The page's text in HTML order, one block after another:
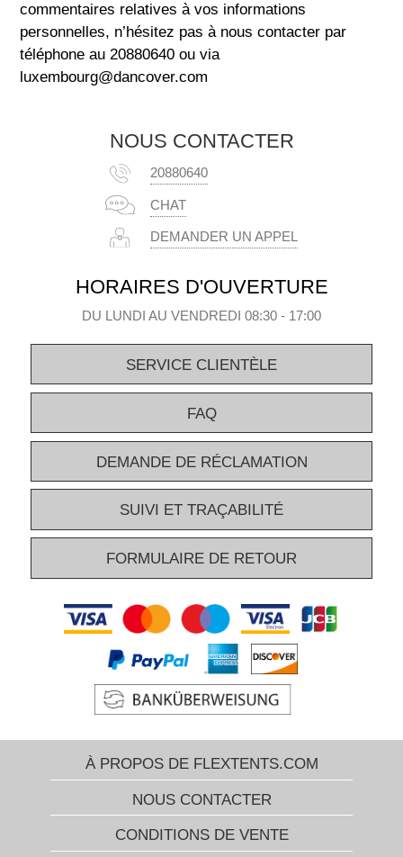
commentaires relatives à vos informations
personnelles, n’hésitez pas à nous contacter par
téléphone au 20880640 ou via
luxembourg@dancover.com
NOUS CONTACTER
20880640
CHAT
DEMANDER UN APPEL
HORAIRES D'OUVERTURE
DU LUNDI AU VENDREDI 08:30 - 17:00
SERVICE CLIENTÈLE
FAQ
DEMANDE DE RÉCLAMATION
SUIVI ET TRAÇABILITÉ
FORMULAIRE DE RETOUR
À PROPOS DE FLEXTENTS.COM
NOUS CONTACTER
CONDITIONS DE VENTE